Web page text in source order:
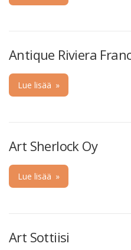
Antique Riviera
Lue lisää »
Art Sherlock Oy
Lue lisää »
Art Sottiisi